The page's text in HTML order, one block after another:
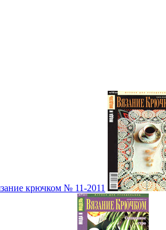
крючком № 11-2011